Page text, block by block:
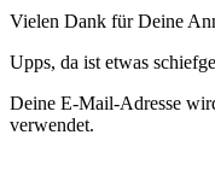
Vielen Dank für Deine
Upps, da ist etwas
Deine E-Mail-Adresse
verwendet.